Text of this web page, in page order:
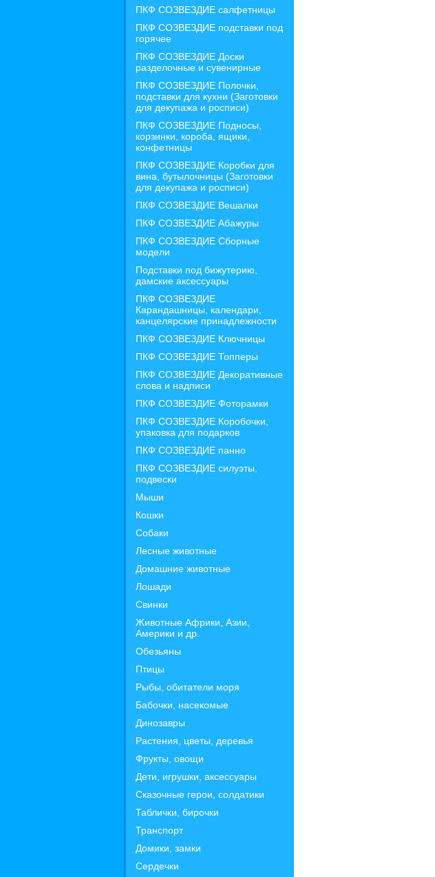
ПКФ СОЗВЕЗДИЕ салфетницы
ПКФ СОЗВЕЗДИЕ подставки под
горячее
ПКФ СОЗВЕЗДИЕ Доски
разделочные и сувенирные
ПКФ СОЗВЕЗДИЕ Полочки,
подставки для кухни (Заготовки
для декупажа и росписи)
ПКФ СОЗВЕЗДИЕ Подносы,
корзинки, короба, ящики,
конфетницы
ПКФ СОЗВЕЗДИЕ Коробки для
вина, бутылочницы (Заготовки
для декупажа и росписи)
ПКФ СОЗВЕЗДИЕ Вешалки
ПКФ СОЗВЕЗДИЕ Абажуры
ПКФ СОЗВЕЗДИЕ Сборные
модели
Подставки под бижутерию,
дамские аксессуары
ПКФ СОЗВЕЗДИЕ
Карандашницы, календари,
канцелярские принадлежности
ПКФ СОЗВЕЗДИЕ Ключницы
ПКФ СОЗВЕЗДИЕ Топперы
ПКФ СОЗВЕЗДИЕ Декоративные
слова и надписи
ПКФ СОЗВЕЗДИЕ Фоторамки
ПКФ СОЗВЕЗДИЕ Коробочки,
упаковка для подарков
ПКФ СОЗВЕЗДИЕ панно
ПКФ СОЗВЕЗДИЕ силуэты,
подвески
Мыши
Кошки
Собаки
Лесные животные
Домашние животные
Лошади
Свинки
Животные Африки, Азии,
Америки и др.
Обезьяны
Птицы
Рыбы, обитатели моря
Бабочки, насекомые
Динозавры
Растения, цветы, деревья
Фрукты, овощи
Дети, игрушки, аксессуары
Сказочные герои, солдатики
Таблички, бирочки
Транспорт
Домики, замки
Сердечки